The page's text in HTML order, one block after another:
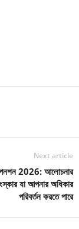
Next article
2026: আলোচনার
যা আপনার অধিকার
পরিবর্তন করতে পারে